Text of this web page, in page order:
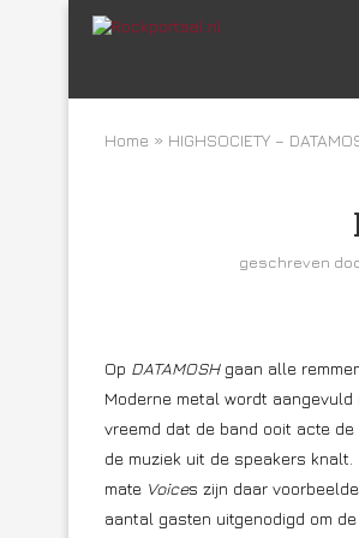
Home » HIGHSOCIETY –
geschreven
Op DATAMOSHgaan alle
Moderne metal wordt
vreemd dat de band ooit acte
de muziek uit de speakers knalt.
mate Voices zijn daar
aantal gasten uitgenodigd om